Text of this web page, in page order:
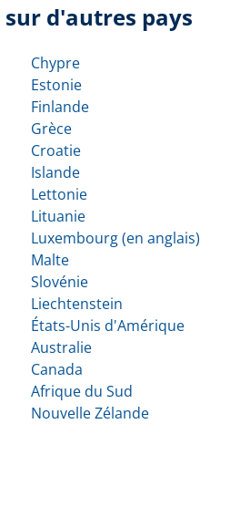
d'autres pays
Chypre
Estonie
Finlande
Grèce
Croatie
Islande
Lettonie
Lituanie
Luxembourg (en anglais)
Malte
Slovénie
Liechtenstein
États-Unis d'Amérique
Australie
Canada
Afrique du Sud
Nouvelle Zélande